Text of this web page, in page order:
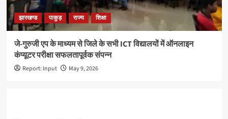
झारखण्ड पाकुड़ राज्य शिक्षा
जे-गुरुजी एप के माध्यम से जिले के सभी ICT विद्यालयों में ऑनलाइन
कंप्यूटर परीक्षा सफलतापूर्वक संपन्न
Report: Input May 9, 2026